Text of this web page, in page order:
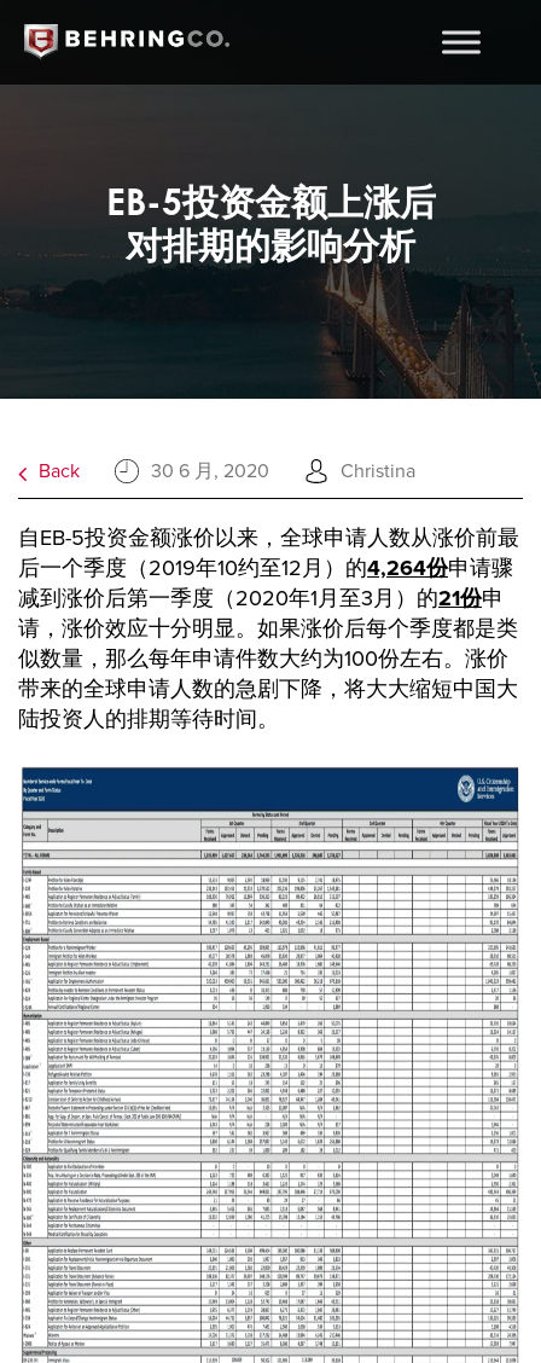
EB-5投资金额上涨后
对排期的影响分析
Back 30 6 月, 2020 Christina
自EB-5投资金额涨价以来，全球申请人数从涨价前最
后一个季度（2019年10约至12月）的4,264份申请骤
减到涨价后第一季度（2020年1月至3月）的21份申
请，涨价效应十分明显。如果涨价后每个季度都是类
似数量，那么每年申请件数大约为100份左右。涨价
带来的全球申请人数的急剧下降，将大大缩短中国大
陆投资人的排期等待时间。